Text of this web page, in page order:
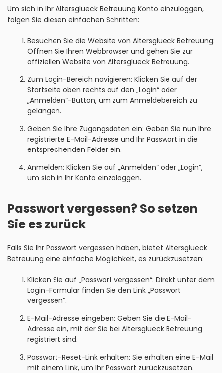
Um sich in Ihr Altersglueck Betreuung Konto einzuloggen,
folgen Sie diesen einfachen Schritten:
Besuchen Sie die Website von Altersglueck Betreuung:
Öffnen Sie Ihren Webbrowser und gehen Sie zur
offiziellen Website von Altersglueck Betreuung.
Zum Login-Bereich navigieren: Klicken Sie auf der
Startseite oben rechts auf den „Login“ oder
„Anmelden“-Button, um zum Anmeldebereich zu
gelangen.
Geben Sie Ihre Zugangsdaten ein: Geben Sie nun Ihre
registrierte E-Mail-Adresse und Ihr Passwort in die
entsprechenden Felder ein.
Anmelden: Klicken Sie auf „Anmelden“ oder „Login“,
um sich in Ihr Konto einzologgen.
Passwort vergessen? So setzen
Sie es zurück
Falls Sie Ihr Passwort vergessen haben, bietet Altersglueck
Betreuung eine einfache Möglichkeit, es zurückzusetzen:
Klicken Sie auf „Passwort vergessen“: Direkt unter dem
Login-Formular finden Sie den Link „Passwort
vergessen“.
E-Mail-Adresse eingeben: Geben Sie die E-Mail-
Adresse ein, mit der Sie bei Altersglueck Betreuung
registriert sind.
Passwort-Reset-Link erhalten: Sie erhalten eine E-Mail
mit einem Link, um Ihr Passwort zurückzusetzen.